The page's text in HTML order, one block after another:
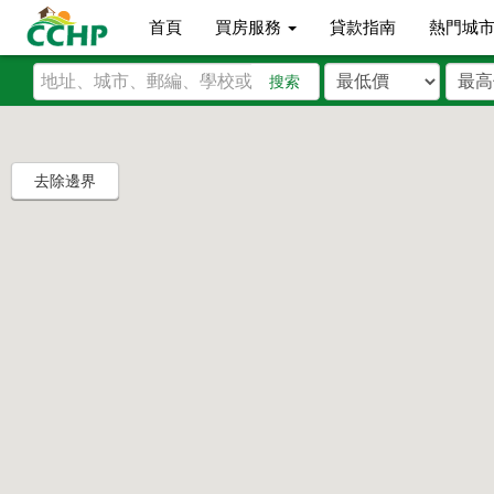
首頁 買房服務 貸款指南 熱門城
搜索
去除邊界